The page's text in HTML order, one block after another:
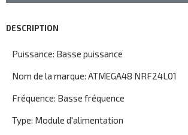
DESCRIPTION
Puissance: Basse puissance
Nom de la marque: ATMEGA48 NRF24L01
Fréquence: Basse fréquence
Type: Module d'alimentation